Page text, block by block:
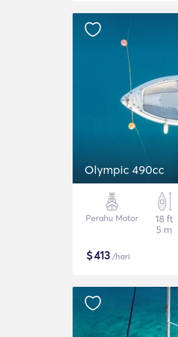
Olympic 490cc
Perahu Motor
18 ft
5 m
$413 /hari